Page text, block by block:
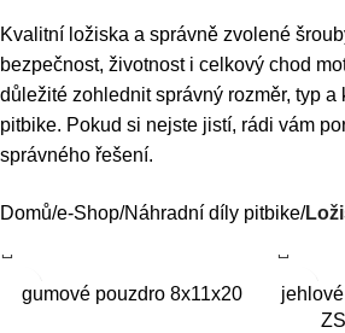
Kvalitní ložiska a správně zvolené
bezpečnost, životnost i celkový chod
důležité zohlednit správný rozměr, typ
pitbike. Pokud si nejste jistí, rádi vám
správného řešení.
Domů e-Shop Náhradní díly pitbike
gumové pouzdro 8x11x20